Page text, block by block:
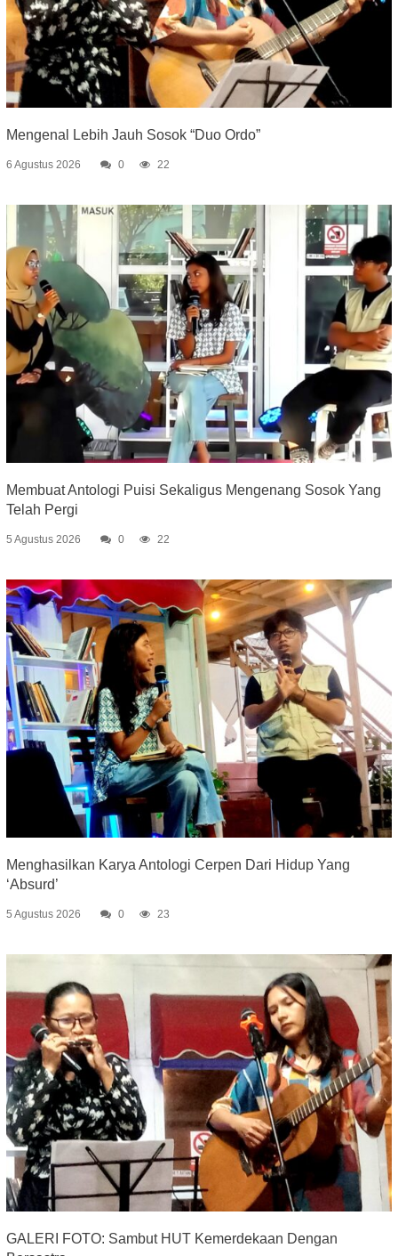
Mengenal Lebih Jauh Sosok “Duo Ordo”
6 Agustus 2026 0 22
Membuat Antologi Puisi Sekaligus Mengenang Sosok Yang
Telah Pergi
5 Agustus 2026 0 22
Menghasilkan Karya Antologi Cerpen Dari Hidup Yang
‘Absurd’
5 Agustus 2026 0 23
GALERI FOTO: Sambut HUT Kemerdekaan Dengan